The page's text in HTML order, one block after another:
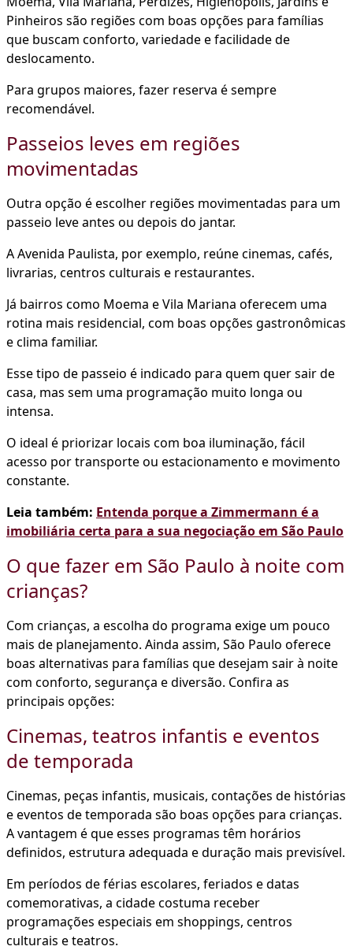
Pinheiros são regiões com boas opções para famílias
que buscam conforto, variedade e facilidade de
deslocamento.
Para grupos maiores, fazer reserva é sempre
recomendável.
Passeios leves em regiões
movimentadas
Outra opção é escolher regiões movimentadas para um
passeio leve antes ou depois do jantar.
A Avenida Paulista, por exemplo, reúne cinemas, cafés,
livrarias, centros culturais e restaurantes.
Já bairros como Moema e Vila Mariana oferecem uma
rotina mais residencial, com boas opções gastronômicas
e clima familiar.
Esse tipo de passeio é indicado para quem quer sair de
casa, mas sem uma programação muito longa ou
intensa.
O ideal é priorizar locais com boa iluminação, fácil
acesso por transporte ou estacionamento e movimento
constante.
Leia também: Entenda porque a Zimmermann é a
imobiliária certa para a sua negociação em São Paulo
O que fazer em São Paulo à noite com
crianças?
Com crianças, a escolha do programa exige um pouco
mais de planejamento. Ainda assim, São Paulo oferece
boas alternativas para famílias que desejam sair à noite
com conforto, segurança e diversão. Confira as
principais opções:
Cinemas, teatros infantis e eventos
de temporada
Cinemas, peças infantis, musicais, contações de histórias
e eventos de temporada são boas opções para crianças.
A vantagem é que esses programas têm horários
definidos, estrutura adequada e duração mais previsível.
Em períodos de férias escolares, feriados e datas
comemorativas, a cidade costuma receber
programações especiais em shoppings, centros
culturais e teatros.